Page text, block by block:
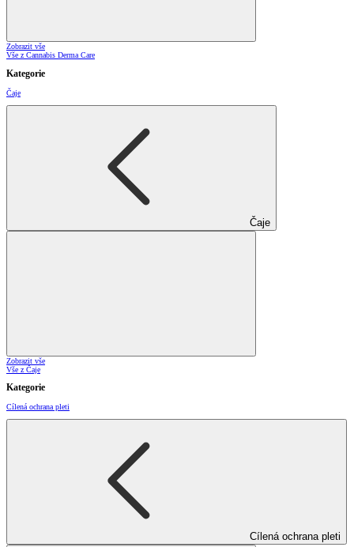
Zobrazit vše
Vše z Cannabis Derma Care
Kategorie
Čaje
Čaje
Zobrazit vše
Vše z Čaje
Kategorie
Cílená ochrana pleti
Cílená ochrana pleti